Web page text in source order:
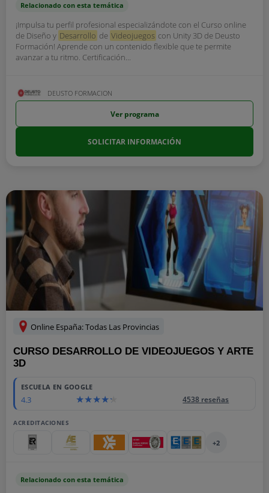
Relacionado con esta temática
¡Impulsa tu perfil profesional especializándote con el Curso online
de Diseño y Desarrollo de Videojuegos con Unity 3D de Deusto
Formación! Aprende con un contenido flexible que te permite
avanzar a tu ritmo. Certificación...
DEUSTO FORMACION
Ver programa
SOLICITAR INFORMACIÓN
Online España: Todas Las Provincias
CURSO DESARROLLO DE VIDEOJUEGOS Y ARTE
3D
ESCUELA EN GOOGLE
4.3 4538 reseñas
ACREDITACIONES
+2
Relacionado con esta temática